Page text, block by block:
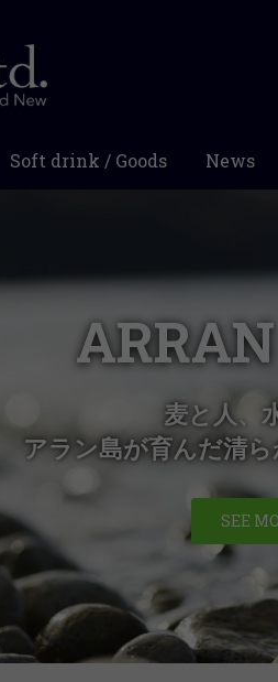
Soft drink / Goods News
麦と人、
アラン島が育んだ清
SEE